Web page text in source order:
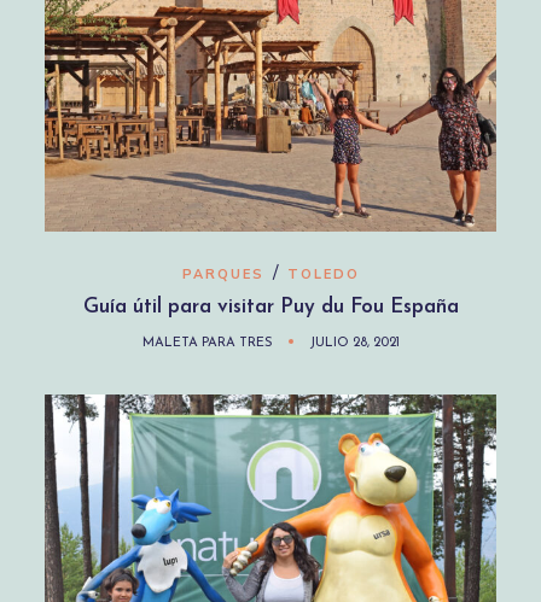
PARQUES / TOLEDO
Guía útil para visitar Puy du Fou España
MALETA PARA TRES JULIO 28, 2021